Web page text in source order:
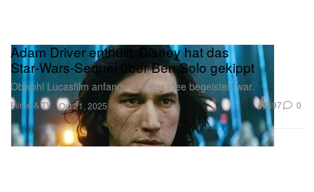
Filme & TV
Adam Driver enthüllt: Disney hat das
Star‑Wars‑Sequel über Ben Solo gekippt
Obwohl Lucasfilm anfangs von der Idee begeistert war.
Oct 21, 2025 897 0